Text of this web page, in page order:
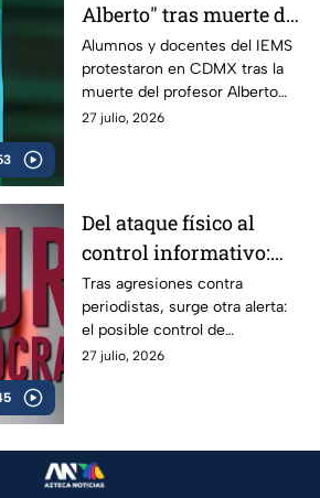
Alberto" tras muerte de
profesor del IEMS
señalado por acoso
Alumnos y docentes del IEMS
protestaron en CDMX tras la
muerte del profesor Alberto
Israel Jasso; exigen cuidar la
27 julio, 2026
Del ataque físico al
control informativo:
periodistas enfrentan
una nueva batalla por
la libertad de expresión
Tras agresiones contra
periodistas, surge otra alerta:
el posible control de
contenidos y la disputa por
27 julio, 2026